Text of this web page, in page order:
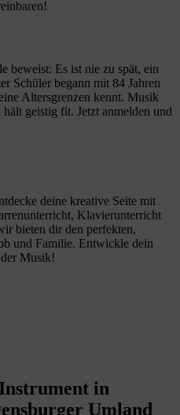
beweist: Es ist nie zu spät, ein
Schüler begann mit 84 Jahren
Altersgrenzen kennt. Musik
geistig fit. Jetzt anmelden und
deine kreative Seite mit
Klavierunterricht
bieten dir den perfekten,
und Familie. Entwickle dein
Musik!
in
Umland